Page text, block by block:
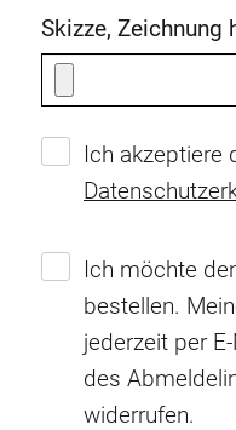
Skizze, Zeichnung
Ich akzeptiere
Ich möchte
bestellen.
jederzeit per
des
widerrufen.